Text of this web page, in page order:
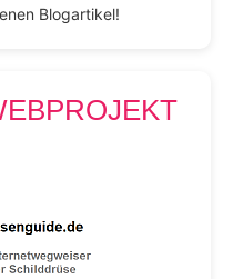
Blogartikel!